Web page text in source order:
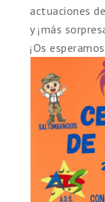
actuaciones
y ¡más
¡Os